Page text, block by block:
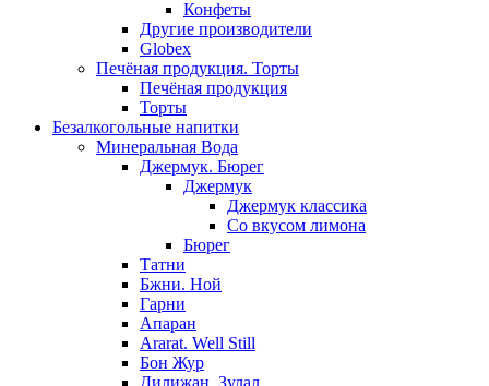
Конфеты
Другие производители
Globex
Печёная продукция. Торты
Печёная продукция
Торты
Безалкогольные напитки
Минеральная Вода
Джермук. Бюрег
Джермук
Джермук классика
Со вкусом лимона
Бюрег
Татни
Бжни. Ной
Гарни
Апаран
Ararat. Well Still
Бон Жур
Дилижан. Зулал